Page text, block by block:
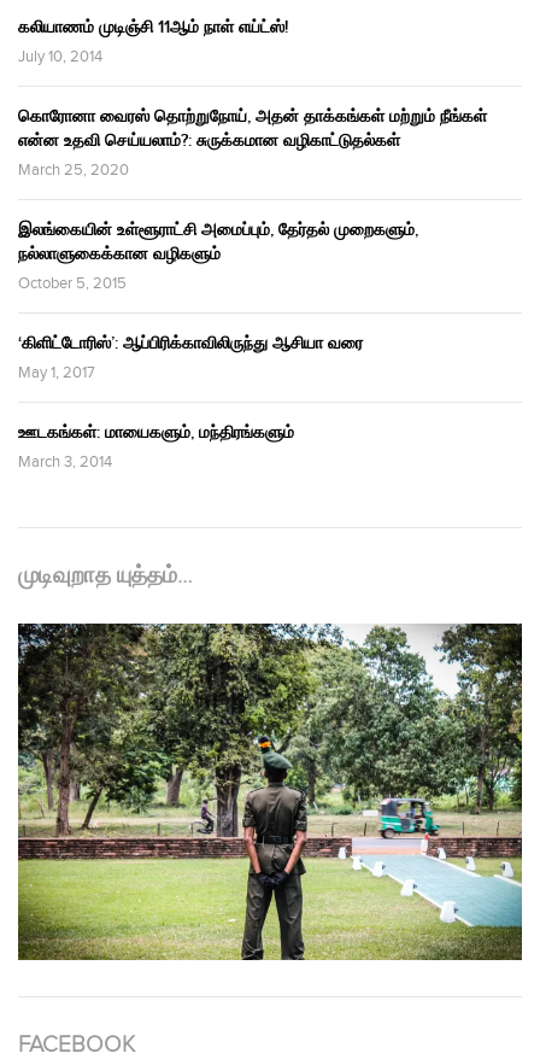
கலியாணம் முடிஞ்சி 11ஆம் நாள் எய்ட்ஸ்!
July 10, 2014
கொரோனா வைரஸ் தொற்றுநோய், அதன் தாக்கங்கள் மற்றும் நீங்கள்
என்ன உதவி செய்யலாம்?: சுருக்கமான வழிகாட்டுதல்கள்
March 25, 2020
இலங்கையின் உள்ளூராட்சி அமைப்பும், தேர்தல் முறைகளும்,
நல்லாளுகைக்கான வழிகளும்
October 5, 2015
‘கிளிட்டோரிஸ்’: ஆப்பிரிக்காவிலிருந்து ஆசியா வரை
May 1, 2017
ஊடகங்கள்: மாயைகளும், மந்திரங்களும்
March 3, 2014
முடிவுறாத யுத்தம்…
FACEBOOK